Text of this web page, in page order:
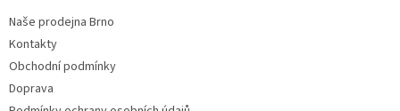
Naše prodejna Brno
Kontakty
Obchodní podmínky
Doprava